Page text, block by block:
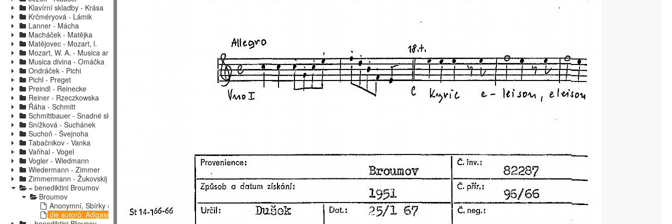
Klavírní skladby - Krása
Krčméryová - Lámik
Lanner - Mácha
Macháček - Matějka
Matějovec - Mozart, l.
Mozart, W. A. - Musica antiqua hung
Musica divina - Omáčka
Ondráček - Pichi
Pichl - Preget
Preindl - Reinecke
Reiner - Rzeczkowska
Řáha - Schmitt
Schmittbauer - Snadné skladby
Snížková - Suchánek
Suchoň - Švejnoha
Tabačnikov - Vanka
Vaňhal - Vogel
Vogler - Wiedmann
Wiedermann - Zimmer
Zimmermann - Žukovskij
= benediktini Broumov
Broumov
Anonymní, Sbírky (apod.)
dle autorů: Adlgasser, Anton Cajetan - Žába, Josef